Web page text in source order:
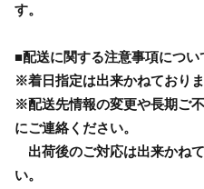
す。
■配送に関する注意事項につい
※着日指定は出来かねておりま
※配送先情報の変更や長期ご
にご連絡ください。
出荷後のご対応は出来かね
い。